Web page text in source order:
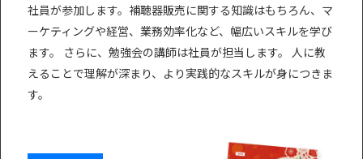
社員が参加します。補聴器販売に関する知識はもちろん、マ
ーケティングや経営、業務効率化など、幅広いスキルを学び
ます。 さらに、勉強会の講師は社員が担当します。 人に教
えることで理解が深まり、より実践的なスキルが身につきま
す。